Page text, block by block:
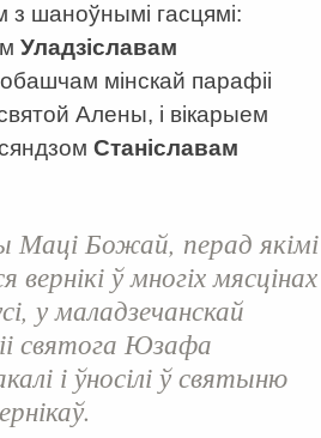
шаноўнымі гасцямі:
Уладзіславам
мінскай парафіі
Алены, і вікарыем
Станіславам
Маці Божай, перад якімі
вернікі ў многіх мясцінах
у маладзечанскай
святога Юзафа
і ўносілі ў святыню